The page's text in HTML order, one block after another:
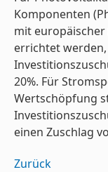
Komponenten
mit europäischer
errichtet
20%. Für
Wertschöpfung
einen Zuschlag
Zurück